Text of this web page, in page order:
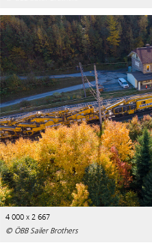
4 000 x 2 667
© ÖBB Sailer Brothers